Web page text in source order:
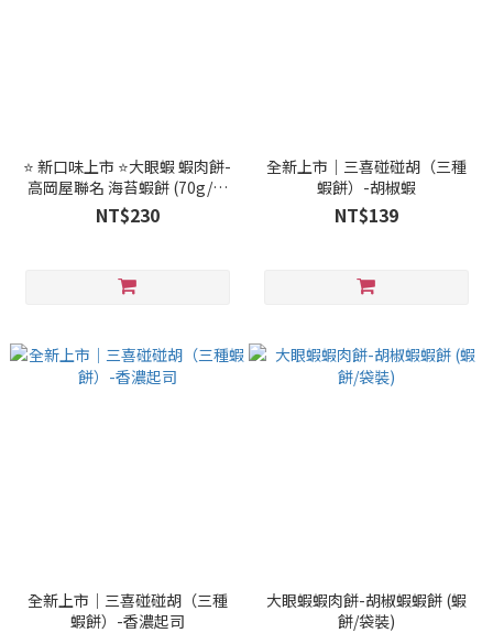
⭐ 新口味上市 ⭐大眼蝦 蝦肉餅-
高岡屋聯名 海苔蝦餅 (70g/袋
裝)
NT$230
全新上市｜三喜碰碰胡（三種
蝦餅）-胡椒蝦
NT$139
全新上市｜三喜碰碰胡（三種
蝦餅）-香濃起司
大眼蝦蝦肉餅-胡椒蝦蝦餅 (蝦
餅/袋裝)